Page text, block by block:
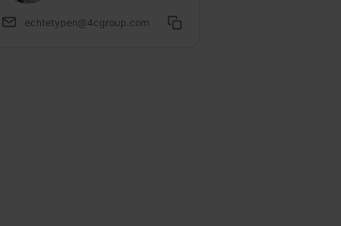
echtetypen@4cgroup.com